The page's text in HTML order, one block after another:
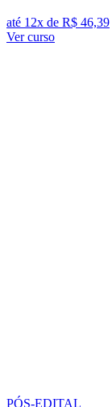
até 12x de R$ 46,39
Ver curso
PÓS-EDITAL